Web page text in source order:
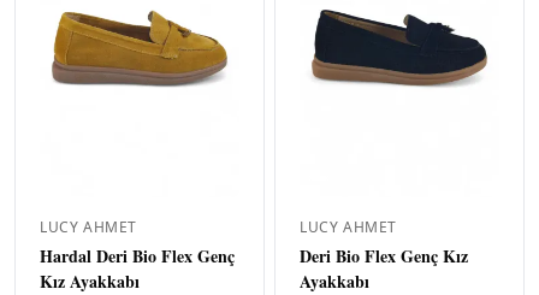
LUCY AHMET
Hardal Deri Bio Flex Genç
Kız Ayakkabı
LUCY AHMET
Deri Bio Flex Genç Kız
Ayakkabı